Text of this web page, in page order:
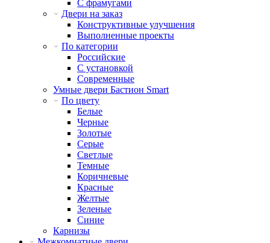
С фрамугами
Двери на заказ
Конструктивные улучшения
Выполненные проекты
По категории
Российские
С установкой
Современные
Умные двери Бастион Smart
По цвету
Белые
Черные
Золотые
Серые
Светлые
Темные
Коричневые
Красные
Желтые
Зеленые
Синие
Карнизы